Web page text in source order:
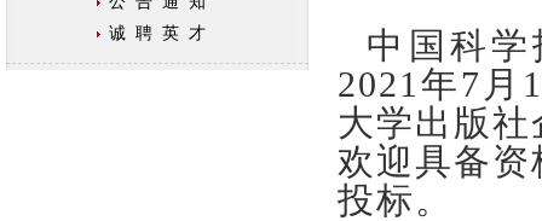
诚聘英才
中国科学
2021年7月
大学出版
欢迎具备
投标。